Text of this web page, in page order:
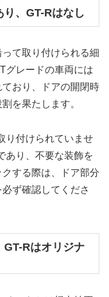
り、GT-Rはなし
って取り付けられる細
グレードの車両には
おり、ドアの開閉時
を果たします。
り付けられていませ
あり、不要な装飾を
する際は、ドア部分
ず確認してくださ
Rはオリジナ